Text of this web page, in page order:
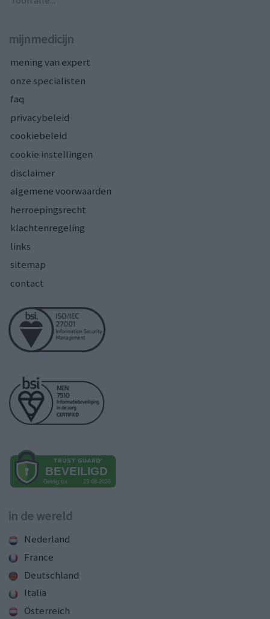
mijnmedicijn
mening van expert
onze specialisten
faq
privacybeleid
cookiebeleid
cookie instellingen
disclaimer
algemene voorwaarden
herroepingsrecht
klachtenregeling
links
sitemap
contact
in de wereld
Nederland
France
Deutschland
Italia
Österreich